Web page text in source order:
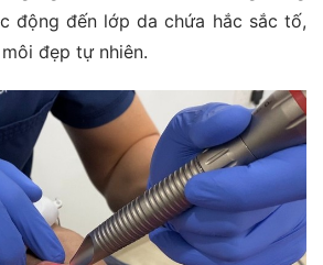
động đến lớp da chứa hắc sắc tố,
đẹp tự nhiên.